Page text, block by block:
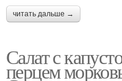
читать дальше →
Салат с
перцем